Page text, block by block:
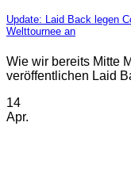
Update: Laid Back legen
Welttournee an
Wie wir bereits Mitte
veröffentlichen Laid
14
Apr.